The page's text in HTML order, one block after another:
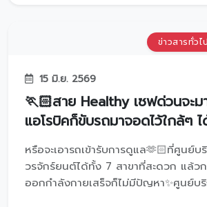
ข่าวสารทั่ว
15 มิ.ย. 2569
🏃🏻สาย Healthy เซฟด่วนจะม
แอโรบิคก็ขับรถมาจอดไว้ใกล้ๆ
หรือจะเอารถเข้ารับการดูแล🫶🏻ที่ศูนย์บ
วรจักร์ยนต์ได้ทั้ง 7 สาขาที่สะดวก แล้ว
ออกกำลังกายเสร็จก็ไม่มีปัญหา✨ศูนย์บริ